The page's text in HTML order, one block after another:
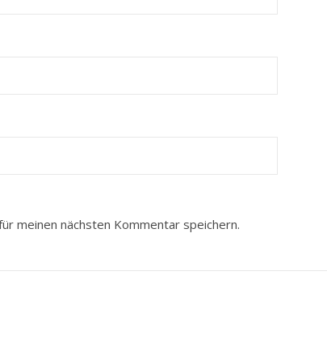
meinen nächsten Kommentar speichern.